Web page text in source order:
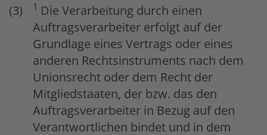
1 Die Verarbeitung durch einen
Auftragsverarbeiter erfolgt auf der
Grundlage eines Vertrags oder eines
anderen Rechtsinstruments nach dem
Unionsrecht oder dem Recht der
Mitgliedstaaten, der bzw. das den
Auftragsverarbeiter in Bezug auf den
Verantwortlichen bindet und in dem